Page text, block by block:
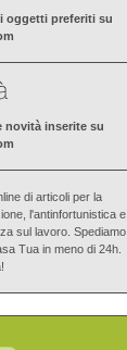
oggetti preferiti su
novità inserite su
di articoli per la
l'antinfortunistica e
sul lavoro. Spediamo
Tua in meno di 24h.